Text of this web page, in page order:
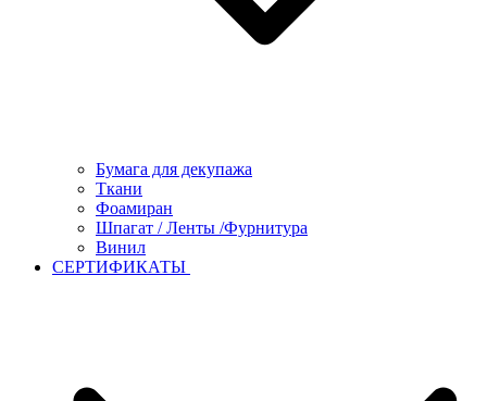
Бумага для декупажа
Ткани
Фоамиран
Шпагат / Ленты /Фурнитура
Винил
СЕРТИФИКАТЫ